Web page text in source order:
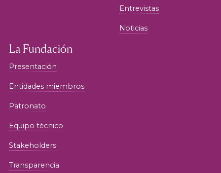
Entrevistas
Noticias
La Fundación
Presentación
Entidades miembros
Patronato
Equipo técnico
Stakeholders
Transparencia